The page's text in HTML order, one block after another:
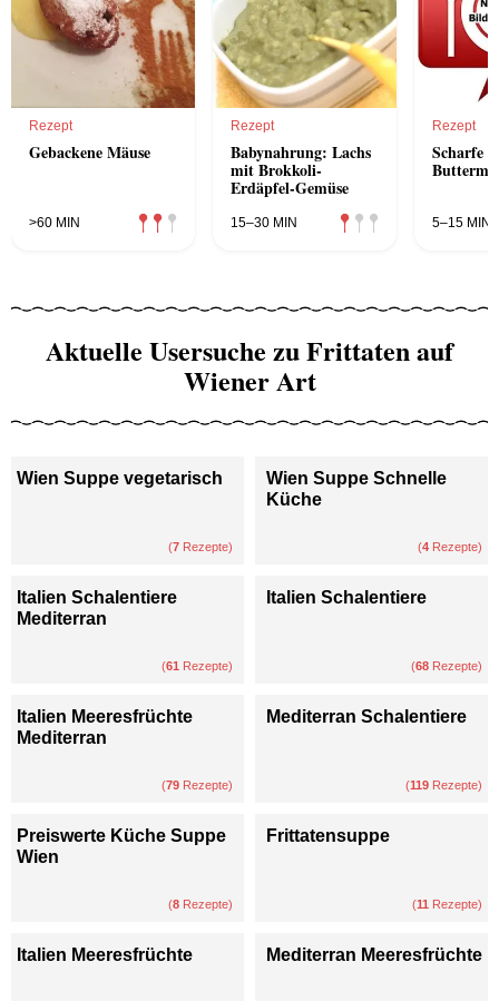
Rezept
Gebackene Mäuse
>60 MIN
Rezept
Babynahrung: Lachs
mit Brokkoli-
Erdäpfel-Gemüse
15–30 MIN
Rezept
Scharfe
5–15 MIN
Aktuelle Usersuche zu Frittaten auf
Wiener Art
Wien Suppe vegetarisch
(7 Rezepte)
Wien Suppe Schnelle
Küche
(4 Rezepte)
Italien Schalentiere
Mediterran
(61 Rezepte)
Italien Schalentiere
(68 Rezepte)
Italien Meeresfrüchte
Mediterran
(79 Rezepte)
Mediterran Schalentiere
(119 Rezepte)
Preiswerte Küche Suppe
Wien
(8 Rezepte)
Frittatensuppe
(11 Rezepte)
Italien Meeresfrüchte Mediterran Meeresfrüchte